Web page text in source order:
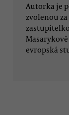
Autorka je
zvolenou
evropská